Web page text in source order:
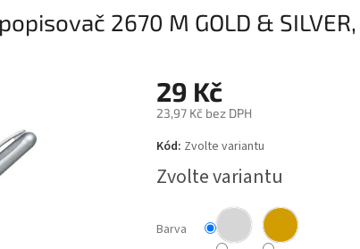
2670 M GOLD &
29 Kč
23,97 Kč bez DPH
Měrná
cena:
Kód: Zvolte variantu
Zvolte variantu
Barva